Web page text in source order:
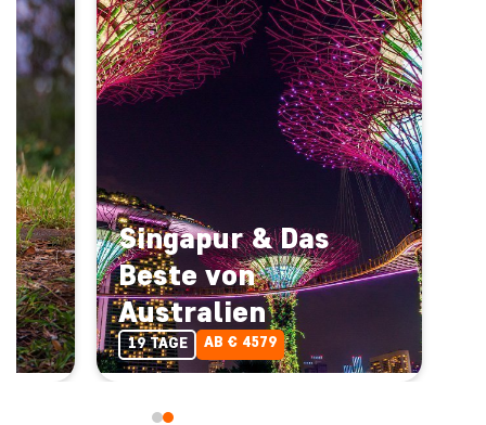
Singapur & Das
Beste von
Australien
19 TAGE AB € 4579